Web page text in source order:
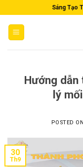
to
content
Sáng Tạo
Hướng
lý
POSTED ON
30
Th9